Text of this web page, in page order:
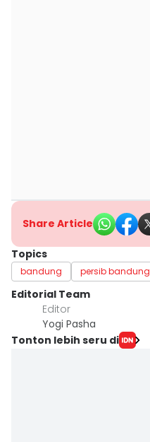
Share Article
Topics
bandung persib bandung
Editorial Team
Editor
Yogi Pasha
Tonton lebih seru di